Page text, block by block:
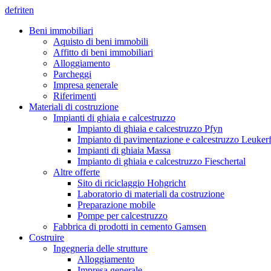
defriten
Beni immobiliari
Aquisto di beni immobili
Affitto di beni immobiliari
Alloggiamento
Parcheggi
Impresa generale
Riferimenti
Materiali di costruzione
Impianti di ghiaia e calcestruzzo
Impianto di ghiaia e calcestruzzo Pfyn
Impianto di pavimentazione e calcestruzzo
Impianti di ghiaia Massa
Impianto di ghiaia e calcestruzzo Fieschertal
Altre offerte
Sito di riciclaggio Hohgricht
Laboratorio di materiali da costruzione
Preparazione mobile
Pompe per calcestruzzo
Fabbrica di prodotti in cemento Gamsen
Costruire
Ingegneria delle strutture
Alloggiamento